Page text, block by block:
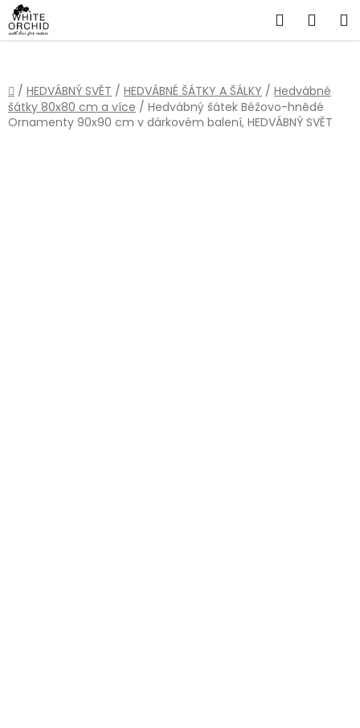
Přejít
na
obsah
Hledat
Domů
/ HEDVÁBNÝ SVĚT / HEDVÁBNÉ ŠÁTKY A ŠÁLKY / Hedvábné
šátky 80x80 cm a více / Hedvábný šátek Béžovo-hnědé
Ornamenty 90x90 cm v dárkovém balení, HEDVÁBNÝ SVĚT